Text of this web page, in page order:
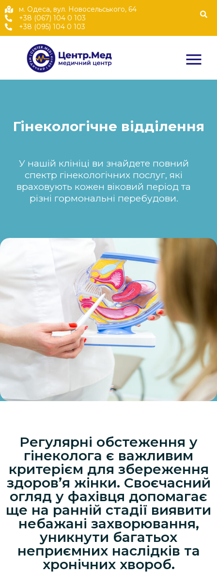
м. Одеса, вул. Новосельського, 64
+38 (067) 104 0 103
+38 (095) 104 0 103
Гінекологічне відділення
У нашій клініці ви знайдете повний
спектр гінекологічних послуг, які
враховують кожен віковий період та
різні гормональні перебудови.
Регулярні обстеження у
гінеколога є важливим
критерієм для збереження
здоров’я жінки. Своєчасний
огляд у фахівця допомагає
ще на ранній стадії виявити
небажані захворювання,
уникнути багатьох
неприємних наслідків та
хронічних хвороб.